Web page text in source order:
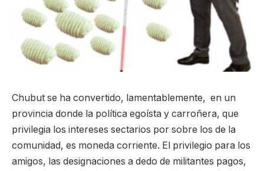
Chubut se ha convertido, lamentablemente, en un
provincia donde la política egoísta y carroñera, que
privilegia los intereses sectarios por sobre los de la
comunidad, es moneda corriente. El privilegio para los
amigos, las designaciones a dedo de militantes pagos,